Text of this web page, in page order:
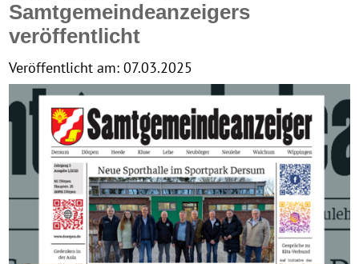
Samtgemeindeanzeigers
veröffentlicht
Veröffentlicht am: 07.03.2025